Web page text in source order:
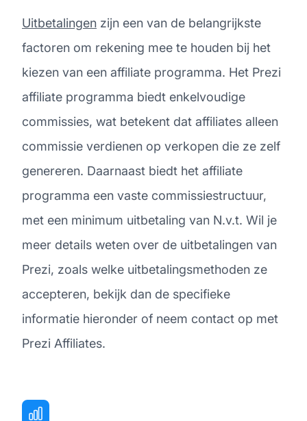
Uitbetalingen zijn een van de belangrijkste
factoren om rekening mee te houden bij het
kiezen van een affiliate programma. Het Prezi
affiliate programma biedt enkelvoudige
commissies, wat betekent dat affiliates alleen
commissie verdienen op verkopen die ze zelf
genereren. Daarnaast biedt het affiliate
programma een vaste commissiestructuur,
met een minimum uitbetaling van N.v.t. Wil je
meer details weten over de uitbetalingen van
Prezi, zoals welke uitbetalingsmethoden ze
accepteren, bekijk dan de specifieke
informatie hieronder of neem contact op met
Prezi Affiliates.